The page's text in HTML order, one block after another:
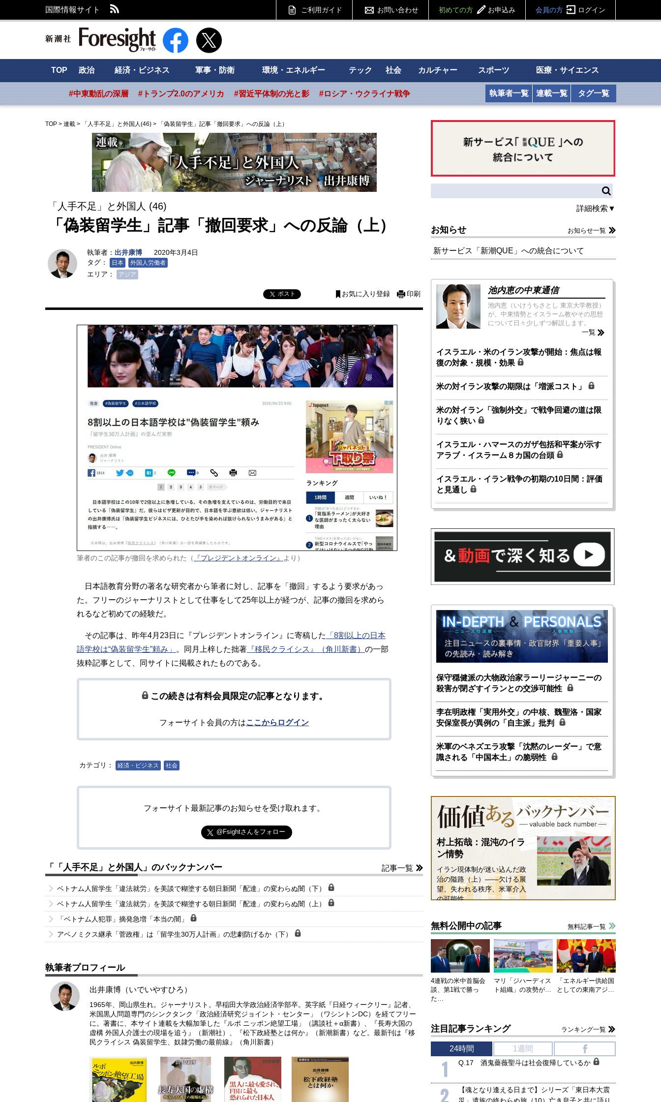
国際情報サイト ご利用ガイド お問い合わせ 初めての方 お申込み 会員の方 ログイン
新潮社 Foresight フォーサイト
TOP 政治 経済・ビジネス 軍事・防衛 環境・エネルギー テック 社会 カルチャー スポーツ 医療・サイエンス
#中東動乱の深層 #トランプ2.0のアメリカ #習近平体制の光と影 #ロシア・ウクライナ戦争 執筆者一覧 連載一覧 タグ一覧
TOP > 連載 > 「人手不足」と外国人(46) > 「偽装留学生」記事「撤回要求」への反論（上）
「人手不足」と外国人 (46)
「偽装留学生」記事「撤回要求」への反論（上）
執筆者： 出井康博
2020年3月4日
タグ：
日本 外国人労働者
エリア： アジア
ポスト お気に入り登録 印刷
筆者のこの記事が撤回を求められた（ 『プレジデントオンライン』 より）
日本語教育分野の著名な研究者から筆者に対し、記事を「撤回」するよう要求があっ
た。フリーのジャーナリストとして仕事をして25年以上が経つが、記事の撤回を求めら
れるなど初めての経験だ。
その記事は、昨年4月23日に『プレジデントオンライン』に寄稿した
「8割以上の日本
語学校は“偽装留学生”頼み」
。同月上梓した拙著 『移民クライシス』（角川新書） の一部
抜粋記事として、同サイトに掲載されたものである。
この続きは有料会員限定の記事となります。
フォーサイト会員の方はここからログイン
カテゴリ： 経済・ビジネス 社会
フォーサイト最新記事のお知らせを受け取れます。
@Fsightさんをフォロー
「「人手不足」と外国人」のバックナンバー 記事一覧
ベトナム人留学生「違法就労」を美談で糊塗する朝日新聞「配達」の変わらぬ闇（下）
ベトナム人留学生「違法就労」を美談で糊塗する朝日新聞「配達」の変わらぬ闇（上）
「ベトナム人犯罪」摘発急増「本当の闇」
アベノミクス継承「菅政権」は「留学生30万人計画」の悲劇防げるか（下）
執筆者プロフィール
出井康博（いでいやすひろ）
1965年、岡山県生れ。ジャーナリスト。早稲田大学政治経済学部卒。英字紙『日経ウィークリー』記者、
米国黒人問題専門のシンクタンク「政治経済研究ジョイント・センター」（ワシントンDC）を経てフリー
に。著書に、本サイト連載を大幅加筆した『ルポ ニッポン絶望工場」（講談社＋α新書）、『長寿大国の
虚構 外国人介護士の現場を追う』（新潮社）、『松下政経塾とは何か』（新潮新書）など。最新刊は『移
民クライシス 偽装留学生、奴隷労働の最前線』（角川新書）
詳細検索▼
お知らせ お知らせ一覧
新サービス「新潮QUE」への統合について
池内恵の中東通信
池内恵（いけうちさとし 東京大学教授）
が、中東情勢とイスラーム教やその思想
について日々少しずつ解説します。
一覧
イスラエル・米のイラン攻撃が開始：焦点は報
復の対象・規模・効果
米の対イラン攻撃の期限は「増派コスト」
米の対イラン「強制外交」で戦争回避の道は限
りなく狭い
イスラエル・ハマースのガザ包括和平案が示す
アラブ・イスラーム８カ国の台頭
イスラエル・イラン戦争の初期の10日間：評価
と見通し
保守穏健派の大物政治家ラーリージャーニーの
殺害が閉ざすイランとの交渉可能性
李在明政権「実用外交」の中核、魏聖洛・国家
安保室長が異例の「自主派」批判
米軍のベネズエラ攻撃「沈黙のレーダー」で意
識される「中国本土」の脆弱性
村上拓哉：混沌のイラ
ン情勢
イラン現体制が迷い込んだ政
治の隘路（上）――欠ける展
望、失われる秩序、米軍介入
の可能性
無料公開中の記事 無料記事一覧
4連戦の米中首脳会
談、第1戦で勝っ
た…
マリ「ジハーディス
ト組織」の攻勢が…
「エネルギー供給国
としての東南アジ…
注目記事ランキング ランキング一覧
24時間 1週間
1 Q.17 酒鬼薔薇聖斗は社会復帰しているか
【魂となり逢える日まで】シリーズ「東日本大震